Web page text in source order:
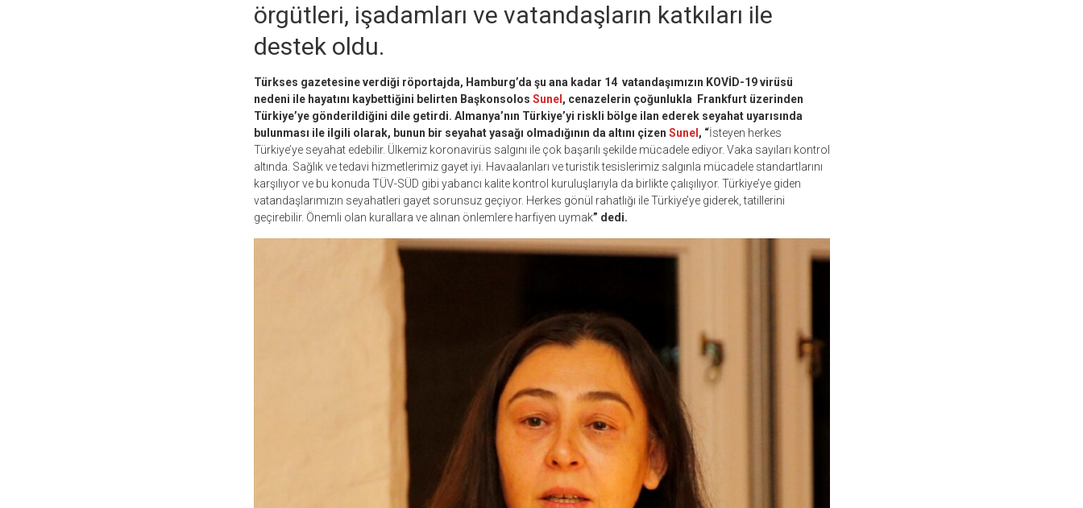
örgütleri, işadamları ve vatandaşların katkıları ile
destek oldu.
Türkses gazetesine verdiği röportajda, Hamburg’da şu ana kadar 14 vatandaşımızın KOVİD-19 virüsü
nedeni ile hayatını kaybettiğini belirten Başkonsolos Sunel , cenazelerin çoğunlukla Frankfurt üzerinden
Türkiye’ye gönderildiğini dile getirdi. Almanya’nın Türkiye’yi riskli bölge ilan ederek seyahat uyarısında
bulunması ile ilgili olarak, bunun bir seyahat yasağı olmadığının da altını çizen Sunel , “İsteyen herkes
Türkiye’ye seyahat edebilir. Ülkemiz koronavirüs salgını ile çok başarılı şekilde mücadele ediyor. Vaka sayıları kontrol
altında. Sağlık ve tedavi hizmetlerimiz gayet iyi. Havaalanları ve turistik tesislerimiz salgınla mücadele standartlarını
karşılıyor ve bu konuda TÜV-SÜD gibi yabancı kalite kontrol kuruluşlarıyla da birlikte çalışılıyor. Türkiye’ye giden
vatandaşlarımızın seyahatleri gayet sorunsuz geçiyor. Herkes gönül rahatlığı ile Türkiye’ye giderek, tatillerini
geçirebilir. Önemli olan kurallara ve alınan önlemlere harfiyen uymak” dedi.